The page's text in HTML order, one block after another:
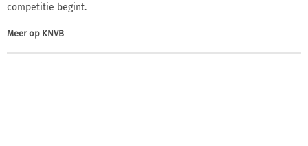
competitie begint.
Meer op KNVB